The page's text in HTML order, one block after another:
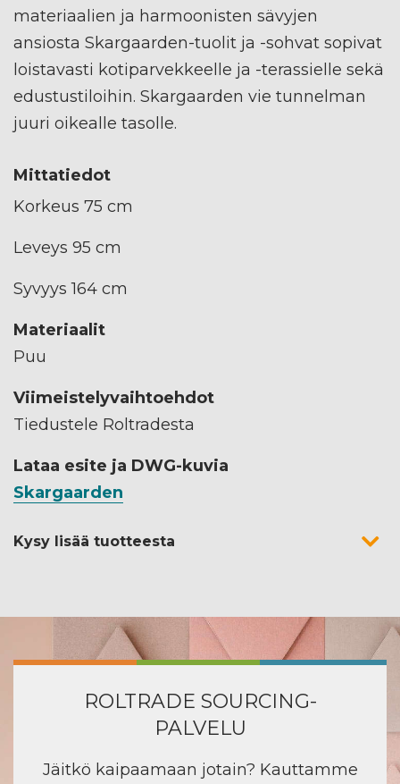
materiaalien ja harmoonisten sävyjen
ansiosta Skargaarden-tuolit ja -sohvat sopivat
loistavasti kotiparvekkeelle ja -terassielle sekä
edustustiloihin. Skargaarden vie tunnelman
juuri oikealle tasolle.
Mittatiedot
Korkeus 75 cm
Leveys 95 cm
Syvyys 164 cm
Materiaalit
Puu
Viimeistelyvaihtoehdot
Tiedustele Roltradesta
Lataa esite ja DWG-kuvia
Skargaarden
Kysy lisää tuotteesta
ROLTRADE SOURCING-
PALVELU
Jäitkö kaipaamaan jotain? Kauttamme